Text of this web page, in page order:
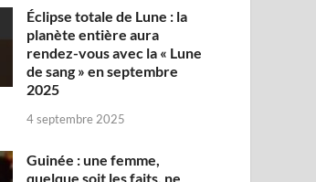
Éclipse totale de Lune : la
planète entière aura
rendez-vous avec la « Lune
de sang » en septembre
2025
4 septembre 2025
Guinée : une femme,
quelque soit les faits, ne